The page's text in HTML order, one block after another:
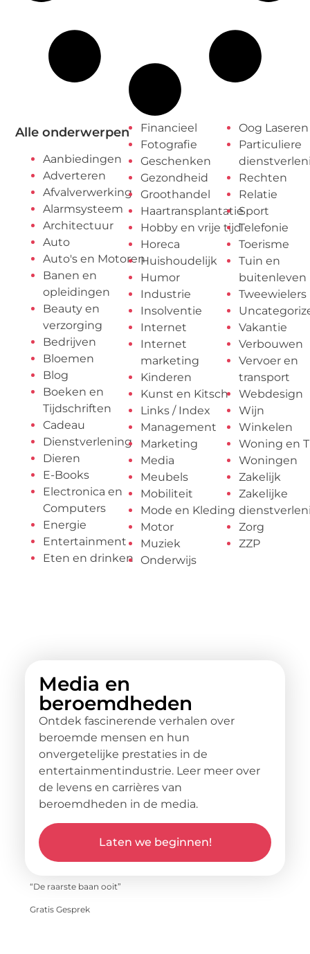
Alle onderwerpen
Aanbiedingen
Adverteren
Afvalverwerking
Alarmsysteem
Architectuur
Auto
Auto's en Motoren
Banen en
opleidingen
Beauty en
verzorging
Bedrijven
Bloemen
Blog
Boeken en
Tijdschriften
Cadeau
Dienstverlening
Dieren
E-Books
Electronica en
Computers
Energie
Entertainment
Eten en drinken
Financieel
Fotografie
Geschenken
Gezondheid
Groothandel
Haartransplantatie
Hobby en vrije tijd
Horeca
Huishoudelijk
Humor
Industrie
Insolventie
Internet
Internet
marketing
Kinderen
Kunst en Kitsch
Links / Index
Management
Marketing
Media
Meubels
Mobiliteit
Mode en Kleding
Motor
Muziek
Onderwijs
Oog Laseren
Particuliere
Rechten
Relatie
Sport
Telefonie
Toerisme
Tuin en
buitenleven
Tweewielers
Vakantie
Verbouwen
Vervoer en
transport
Webdesign
Wijn
Winkelen
Woning en
Woningen
Zakelijk
Zakelijke
Zorg
ZZP
Media en
beroemdheden
Ontdek fascinerende verhalen over
beroemde mensen en hun
onvergetelijke prestaties in de
entertainmentindustrie. Leer meer over
de levens en carrières van
beroemdheden in de media.
Laten we beginnen!
“De raarste baan ooit”
Gratis Gesprek